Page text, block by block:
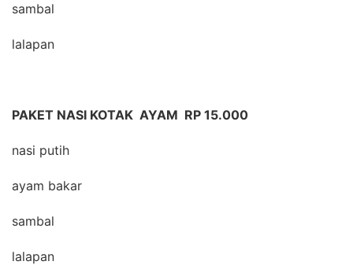
sambal
lalapan
PAKET NASI KOTAK AYAM RP 15.000
nasi putih
ayam bakar
sambal
lalapan